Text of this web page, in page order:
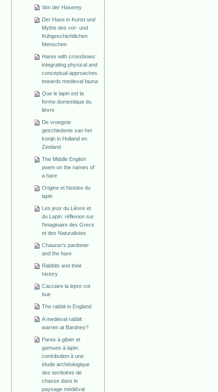
Von der Haserey
Der Hase in Kunst und
Mythe des vor- und
frühgeschichtlichen
Menschen
Hares with crossbows:
integrating physical and
conceptual approaches
towards medieval fauna
Que le lapin est la
forme domestique du
lièvre
De vroegste
geschiedenis van het
konijn in Holland en
Zeeland
The Middle English
poem on the names of
a hare
Origine et histoire du
lapin
Les jeux du Lièvre et
du Lapin: réflexion sur
l'imaginaire des Grecs
et des Naturalistes
Chaucer's pardoner
and the hare
Rabbits and their
history
Cacciare la lepre col
bue
The rabbit in England
A medieval rabbit
warren at Bardney?
Pares à gibier et
garnues à lapin:
contribution à une
étude archéologique
des territoires de
chasse dans le
paysage médiéval